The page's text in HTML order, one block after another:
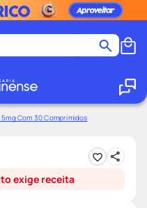
Com 30 Comprimidos
exige receita